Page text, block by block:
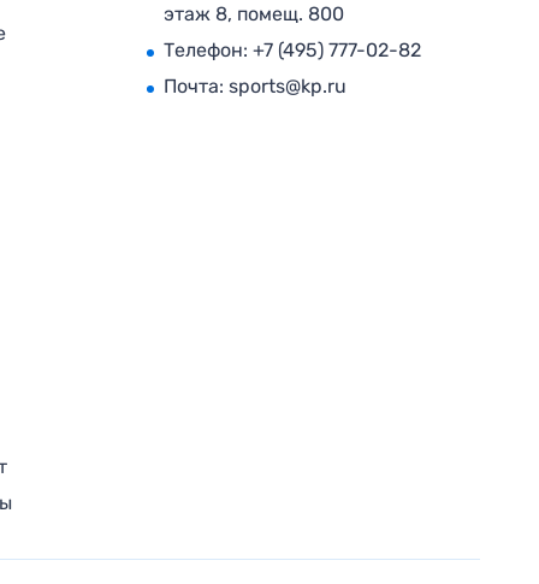
этаж 8, помещ. 800
Телефон: +7 (495) 777-02-82
Почта: sports@kp.ru